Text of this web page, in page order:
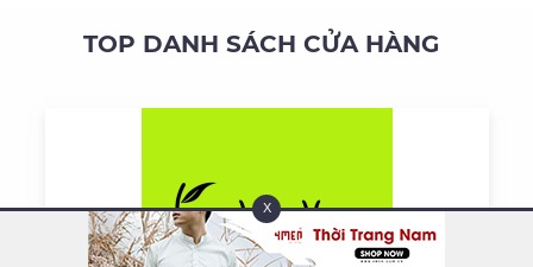
TOP DANH SÁCH CỬA HÀNG
X